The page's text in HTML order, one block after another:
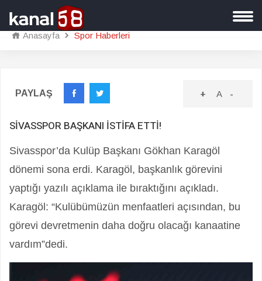
Anasayfa Spor Haberleri
PAYLAŞ + A -
SİVASSPOR BAŞKANI İSTİFA ETTİ!
Sivasspor’da Kulüp Başkanı Gökhan Karagöl
dönemi sona erdi. Karagöl, başkanlık görevini
yaptığı yazılı açıklama ile bıraktığını açıkladı.
Karagöl: “Kulübümüzün menfaatleri açısından, bu
görevi devretmenin daha doğru olacağı kanaatine
vardım”dedi.